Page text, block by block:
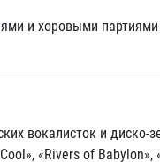
и хоровыми
вокалисток и
«Rivers of Babylon»,